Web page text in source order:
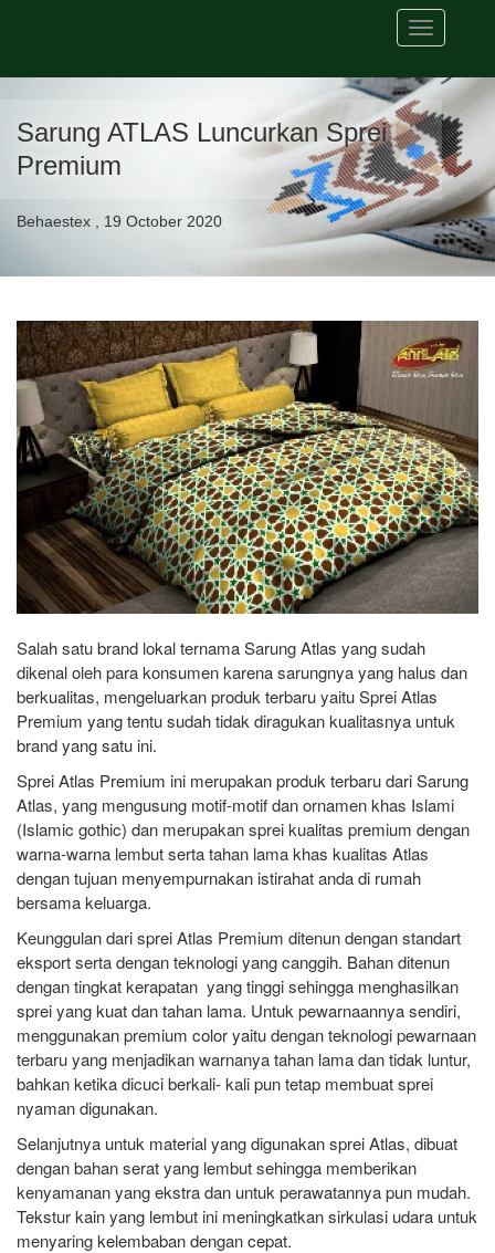
Toggle
navigation
Sarung ATLAS Luncurkan Sprei
Premium
Behaestex , 19 October 2020
Salah satu brand lokal ternama Sarung Atlas yang sudah
dikenal oleh para konsumen karena sarungnya yang halus dan
berkualitas, mengeluarkan produk terbaru yaitu Sprei Atlas
Premium yang tentu sudah tidak diragukan kualitasnya untuk
brand yang satu ini.
Sprei Atlas Premium ini merupakan produk terbaru dari Sarung
Atlas, yang mengusung motif-motif dan ornamen khas Islami
(Islamic gothic) dan merupakan sprei kualitas premium dengan
warna-warna lembut serta tahan lama khas kualitas Atlas
dengan tujuan menyempurnakan istirahat anda di rumah
bersama keluarga.
Keunggulan dari sprei Atlas Premium ditenun dengan standart
eksport serta dengan teknologi yang canggih. Bahan ditenun
dengan tingkat kerapatan yang tinggi sehingga menghasilkan
sprei yang kuat dan tahan lama. Untuk pewarnaannya sendiri,
menggunakan premium color yaitu dengan teknologi pewarnaan
terbaru yang menjadikan warnanya tahan lama dan tidak luntur,
bahkan ketika dicuci berkali- kali pun tetap membuat sprei
nyaman digunakan.
Selanjutnya untuk material yang digunakan sprei Atlas, dibuat
dengan bahan serat yang lembut sehingga memberikan
kenyamanan yang ekstra dan untuk perawatannya pun mudah.
Tekstur kain yang lembut ini meningkatkan sirkulasi udara untuk
menyaring kelembaban dengan cepat.